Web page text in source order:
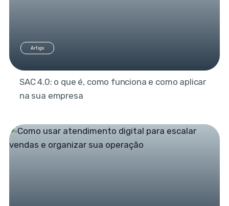
Artigo
SAC 4.0: o que é, como funciona e como aplicar
na sua empresa